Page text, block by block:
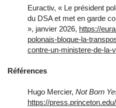
Euractiv, « Le président
du DSA et met en garde
», janvier 2026, https://
polonais-bloque-la-
contre-un-ministere-de-la-
Références
Hugo Mercier, Not Born
https://